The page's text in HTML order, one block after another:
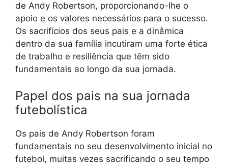
de Andy Robertson, proporcionando-lhe o
apoio e os valores necessários para o sucesso.
Os sacrifícios dos seus pais e a dinâmica
dentro da sua família incutiram uma forte ética
de trabalho e resiliência que têm sido
fundamentais ao longo da sua jornada.
Papel dos pais na sua jornada
futebolística
Os pais de Andy Robertson foram
fundamentais no seu desenvolvimento inicial no
futebol, muitas vezes sacrificando o seu tempo